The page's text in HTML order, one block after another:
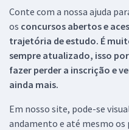
Conte com a nossa ajuda
os concursos abertos e
trajetória de estudo. É
sempre atualizado, isso
fazer perder a inscrição e
ainda mais.
Em nosso site, pode-se
andamento e até mesmo